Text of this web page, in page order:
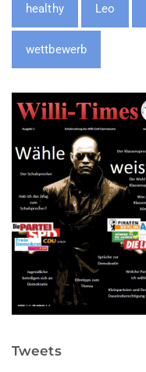
healthy Leo
wettbewerb
Tweets